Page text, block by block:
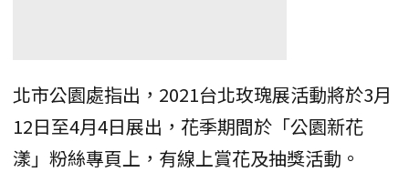
北市公園處指出，2021台北玫瑰展活動將於3月
12日至4月4日展出，花季期間於「公園新花
漾」粉絲專頁上，有線上賞花及抽獎活動。